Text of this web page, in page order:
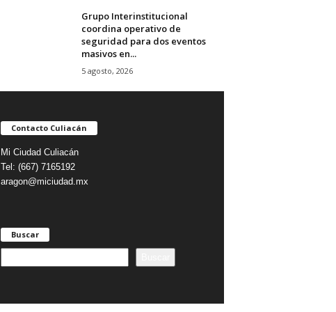
Grupo Interinstitucional
coordina operativo de
seguridad para dos eventos
masivos en...
5 agosto, 2026
Contacto Culiacán
Mi Ciudad Culiacán
Tel: (667) 7165192
aragon@miciudad.mx
Buscar
u